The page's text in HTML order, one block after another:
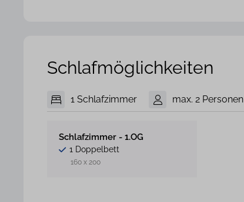
Schlafmöglichkeiten
1 Schlafzimmer max. 2 Personen
Schlafzimmer - 1.OG
1 Doppelbett
160 x 200